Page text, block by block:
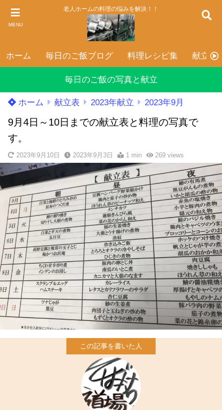
MENU
老人ホームの料理の悩みを解決！！
ホーム 毎日のご飯ブログ 料理レシピ集 献立表
毎日のご飯の写真と献立
ホーム 献立表 2023年献立 2023年9月
9月4日～10日までの献立表と料理の写真で
す。
2023年9月10日 2023年9月3日 1 min 269views